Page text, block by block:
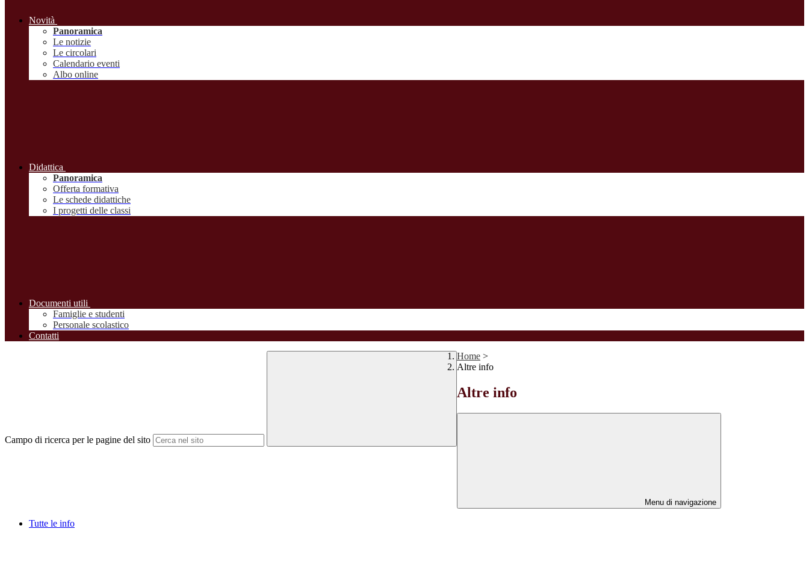
Novità
Panoramica
Le notizie
Le circolari
Calendario eventi
Albo online
Didattica
Panoramica
Offerta formativa
Le schede didattiche
I progetti delle classi
Documenti utili
Famiglie e studenti
Personale scolastico
Contatti
Campo di ricerca per le pagine del sito
Home >
Altre info
Altre info
Menu di navigazione
Tutte le info